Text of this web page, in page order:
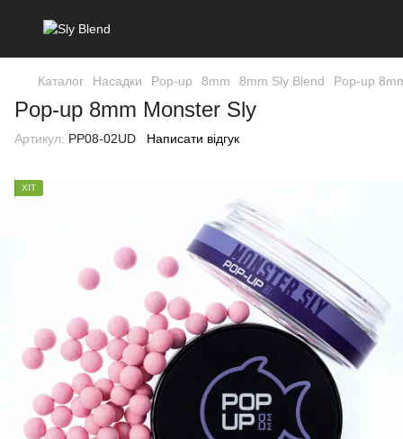
Каталог Насадки Pop-up 8mm 8mm Sly Blend Pop-up
Pop-up 8mm Monster Sly
Артикул: PP08-02UD Написати відгук
ХІТ